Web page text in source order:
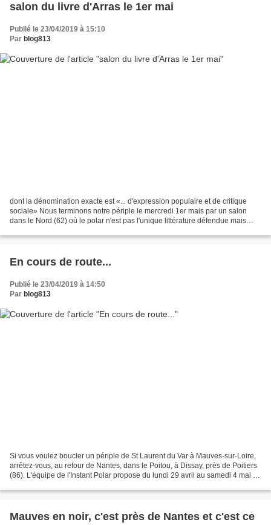
salon du livre d'Arras le 1er mai
Publié le 23/04/2019 à 15:10
Par blog813
dont la dénomination exacte est «... d'expression populaire et de critique
sociale» Nous terminons notre périple le mercredi 1er mais par un salon
dans le Nord (62) où le polar n'est pas l'unique littérature défendue mais
En cours de route...
Publié le 23/04/2019 à 14:50
Par blog813
Si vous voulez boucler un périple de St Laurent du Var à Mauves-sur-Loire,
arrêtez-vous, au retour de Nantes, dans le Poitou, à Dissay, près de Poitiers
(86). L'équipe de l'Instant Polar propose du lundi 29 avril au samedi 4 mai sa
Mauves en noir, c'est près de Nantes et c'est ce